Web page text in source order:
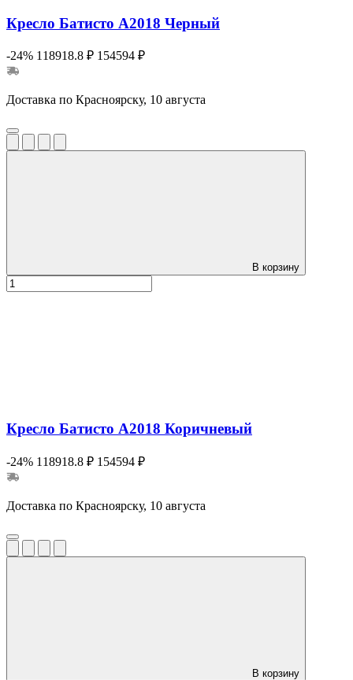
Кресло Батисто А2018 Черный
-24% 118918.8 ₽ 154594 ₽
Доставка по Красноярску, 10 августа
В корзину
Кресло Батисто А2018 Коричневый
-24% 118918.8 ₽ 154594 ₽
Доставка по Красноярску, 10 августа
В корзину